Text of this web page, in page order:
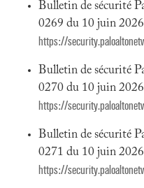
Bulletin de sécurité
0269 du 10 juin 2026
https://
Bulletin de sécurité
0270 du 10 juin 2026
https://
Bulletin de sécurité
0271 du 10 juin 2026
https://